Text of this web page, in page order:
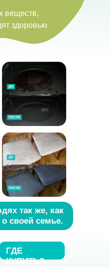
веществ,
здоровью
так же, как
своей семье.
ГДЕ
КУПИТЬ?